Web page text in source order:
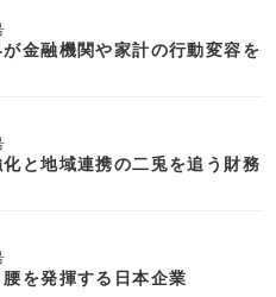
金融機関や家計の行動変容を
と地域連携の二兎を追う財務
を発揮する日本企業